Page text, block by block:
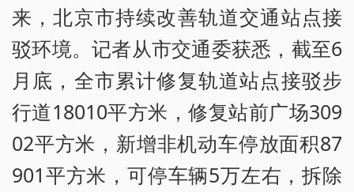
来，北京市持续改善轨道交通站点接
驳环境。记者从市交通委获悉，截至6
月底，全市累计修复轨道站点接驳步
行道18010平方米，修复站前广场309
02平方米，新增非机动车停放面积87
901平方米，可停车辆5万左右，拆除